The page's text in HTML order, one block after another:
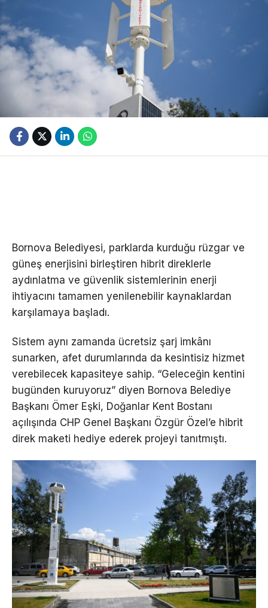
Bornova Belediyesi, parklarda kurduğu rüzgar ve
güneş enerjisini birleştiren hibrit direklerle
aydınlatma ve güvenlik sistemlerinin enerji
ihtiyacını tamamen yenilenebilir kaynaklardan
karşılamaya başladı.
Sistem aynı zamanda ücretsiz şarj imkânı
sunarken, afet durumlarında da kesintisiz hizmet
verebilecek kapasiteye sahip. “Geleceğin kentini
bugünden kuruyoruz” diyen Bornova Belediye
Başkanı Ömer Eşki, Doğanlar Kent Bostanı
açılışında CHP Genel Başkanı Özgür Özel’e hibrit
direk maketi hediye ederek projeyi tanıtmıştı.